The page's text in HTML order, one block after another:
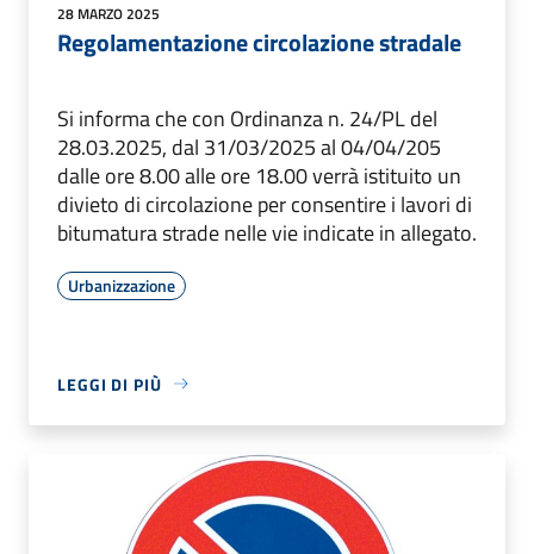
28 MARZO 2025
Regolamentazione circolazione stradale
Si informa che con Ordinanza n. 24/PL del
28.03.2025, dal 31/03/2025 al 04/04/205
dalle ore 8.00 alle ore 18.00 verrà istituito un
divieto di circolazione per consentire i lavori di
bitumatura strade nelle vie indicate in allegato.
Urbanizzazione
LEGGI DI PIÙ